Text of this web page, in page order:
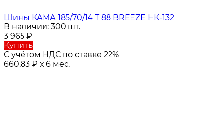
Шины КАМА 185/70/14 T 88 BREEZE НК-132
В наличии: 300 шт.
3 965 ₽
Купить
С учётом НДС по ставке 22%
660,83 ₽ x 6 мес.